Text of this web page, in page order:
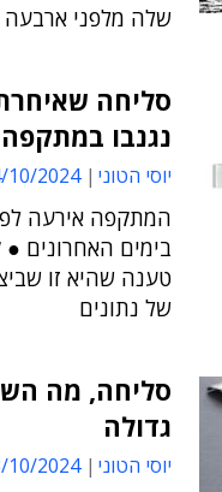
שלה מלפני
סליחה
נגנבו
יוסי הטוני 2024 12:44
המתקפה אירעה
של נתונים
סליחה, מה
גדולה
יוסי הטוני 2024 16:23